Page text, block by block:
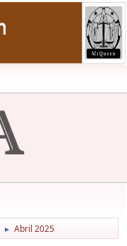
► Abril 2025